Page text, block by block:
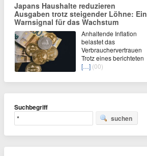
Japans Haushalte reduzieren
Ausgaben trotz steigender Löhne: Ein
Warnsignal für das Wachstum
Anhaltende Inflation
belastet das
Verbrauchervertrauen
Trotz eines berichteten
[…] (00)
Suchbegriff
suchen